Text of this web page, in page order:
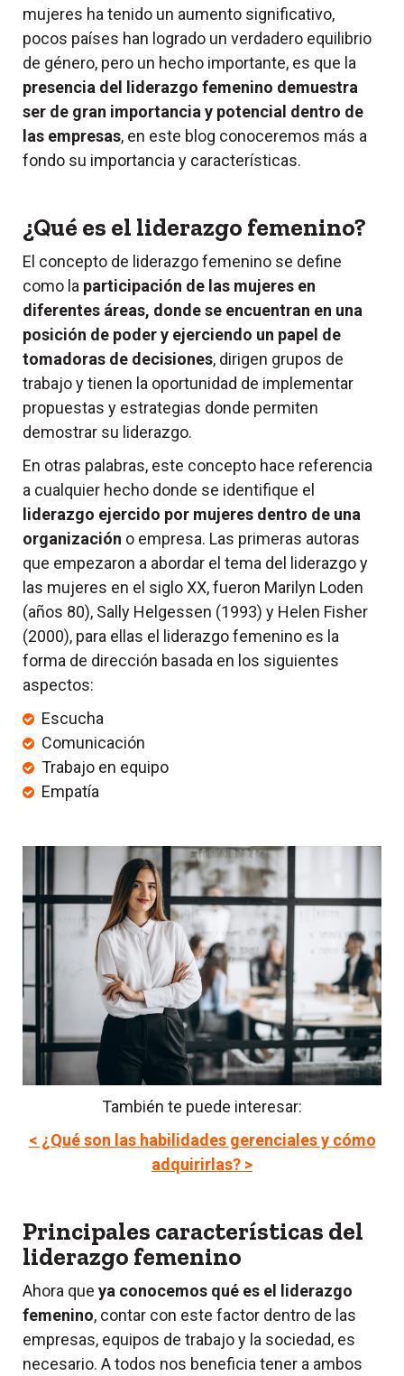
mujeres ha tenido un aumento significativo,
pocos países han logrado un verdadero equilibrio
de género, pero un hecho importante, es que la
presencia del liderazgo femenino demuestra
ser de gran importancia y potencial dentro de
las empresas, en este blog conoceremos más a
fondo su importancia y características.
¿Qué es el liderazgo femenino?
El concepto de liderazgo femenino se define
como la participación de las mujeres en
diferentes áreas, donde se encuentran en una
posición de poder y ejerciendo un papel de
tomadoras de decisiones, dirigen grupos de
trabajo y tienen la oportunidad de implementar
propuestas y estrategias donde permiten
demostrar su liderazgo.
En otras palabras, este concepto hace referencia
a cualquier hecho donde se identifique el
liderazgo ejercido por mujeres dentro de una
organización o empresa. Las primeras autoras
que empezaron a abordar el tema del liderazgo y
las mujeres en el siglo XX, fueron Marilyn Loden
(años 80), Sally Helgessen (1993) y Helen Fisher
(2000), para ellas el liderazgo femenino es la
forma de dirección basada en los siguientes
aspectos:
Escucha
Comunicación
Trabajo en equipo
Empatía
También te puede interesar:
< ¿Qué son las habilidades gerenciales y cómo
adquirirlas? >
Principales características del
liderazgo femenino
Ahora que ya conocemos qué es el liderazgo
femenino, contar con este factor dentro de las
empresas, equipos de trabajo y la sociedad, es
necesario. A todos nos beneficia tener a ambos